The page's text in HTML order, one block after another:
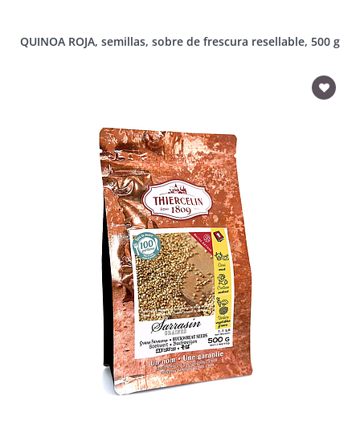
QUINOA ROJA, semillas, sobre de frescura resellable, 500 g